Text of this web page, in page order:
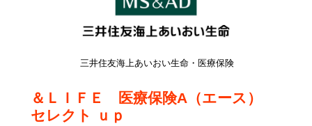
三井住友海上あいおい生命・医療保険
＆ＬＩＦＥ 医療保険A（エース）
セレクト ｕｐ